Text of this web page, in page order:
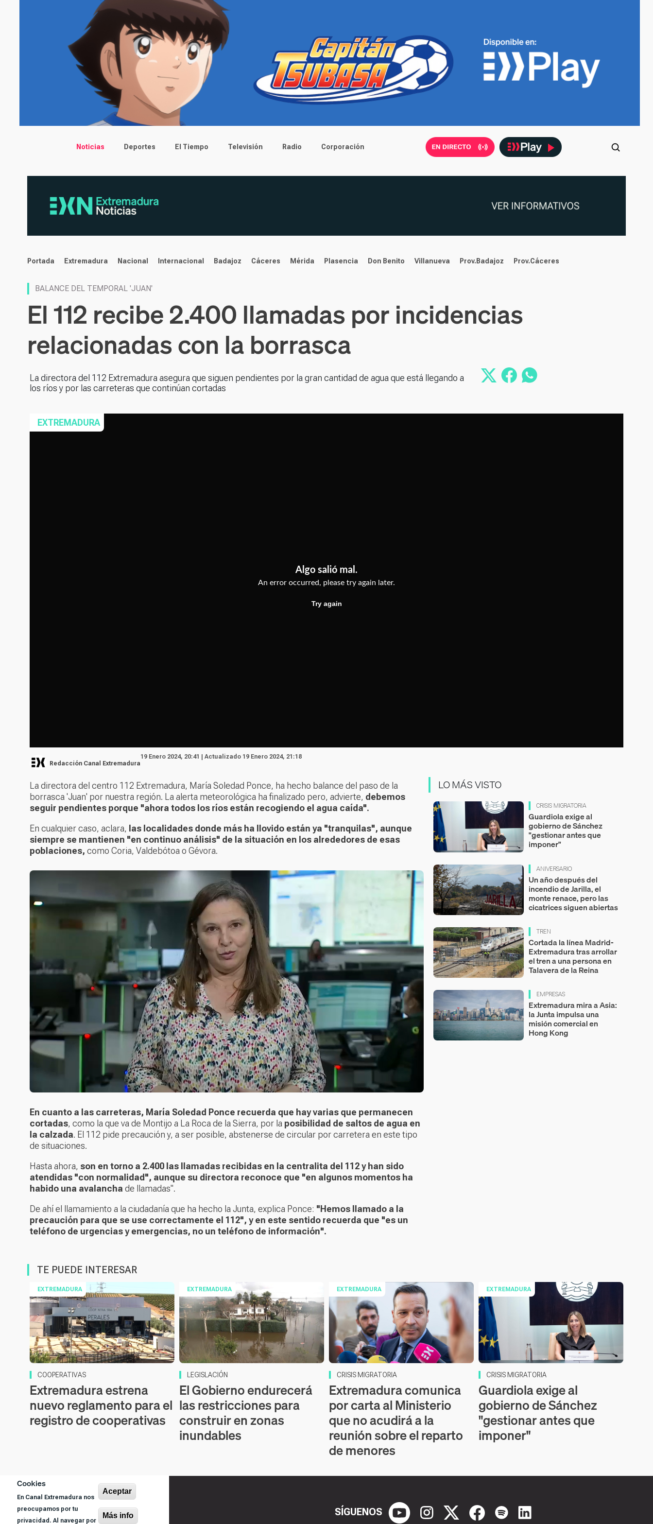
Cookies
En Canal Extremadura nos
preocupamos por tu
privacidad. Al navegar por
Aceptar
Más info
Main menu
Noticias Deportes El Tiempo Televisión Radio Corporación
noticias
Portada Extremadura Nacional Internacional Badajoz Cáceres Mérida Plasencia Don Benito Villanueva Prov.Badajoz Prov.Cáceres
BALANCE DEL TEMPORAL 'JUAN'
El 112 recibe 2.400 llamadas por incidencias
relacionadas con la borrasca
La directora del 112 Extremadura asegura que siguen pendientes por la gran cantidad de agua que está llegando a
los ríos y por las carreteras que continúan cortadas
EXTREMADURA
Redacción Canal Extremadura
19 Enero 2024, 20:41 | Actualizado 19 Enero 2024, 21:18
La directora del centro 112 Extremadura, María Soledad Ponce, ha hecho balance del paso de la
borrasca 'Juan' por nuestra región. La alerta meteorológica ha finalizado pero, advierte, debemos
seguir pendientes porque "ahora todos los ríos están recogiendo el agua caída".
En cualquier caso, aclara, las localidades donde más ha llovido están ya "tranquilas", aunque
siempre se mantienen "en continuo análisis" de la situación en los alrededores de esas
poblaciones, como Coria, Valdebótoa o Gévora.
En cuanto a las carreteras, María Soledad Ponce recuerda que hay varias que permanecen
cortadas, como la que va de Montijo a La Roca de la Sierra, por la posibilidad de saltos de agua en
la calzada. El 112 pide precaución y, a ser posible, abstenerse de circular por carretera en este tipo
de situaciones.
Hasta ahora, son en torno a 2.400 las llamadas recibidas en la centralita del 112 y han sido
atendidas "con normalidad", aunque su directora reconoce que "en algunos momentos ha
habido una avalancha de llamadas".
De ahí el llamamiento a la ciudadanía que ha hecho la Junta, explica Ponce: "Hemos llamado a la
precaución para que se use correctamente el 112", y en este sentido recuerda que "es un
teléfono de urgencias y emergencias, no un teléfono de información".
LO MÁS VISTO
CRISIS MIGRATORIA
Guardiola exige al
gobierno de Sánchez
"gestionar antes que
imponer"
ANIVERSARIO
Un año después del
incendio de Jarilla, el
monte renace, pero las
cicatrices siguen abiertas
TREN
Cortada la línea Madrid-
Extremadura tras arrollar
el tren a una persona en
Talavera de la Reina
EMPRESAS
Extremadura mira a Asia:
la Junta impulsa una
misión comercial en
Hong Kong
TE PUEDE INTERESAR
EXTREMADURA
COOPERATIVAS
Extremadura estrena
nuevo reglamento para el
registro de cooperativas
EXTREMADURA
LEGISLACIÓN
El Gobierno endurecerá
las restricciones para
construir en zonas
inundables
EXTREMADURA
CRISIS MIGRATORIA
Extremadura comunica
por carta al Ministerio
que no acudirá a la
reunión sobre el reparto
de menores
EXTREMADURA
CRISIS MIGRATORIA
Guardiola exige al
gobierno de Sánchez
"gestionar antes que
imponer"
SÍGUENOS